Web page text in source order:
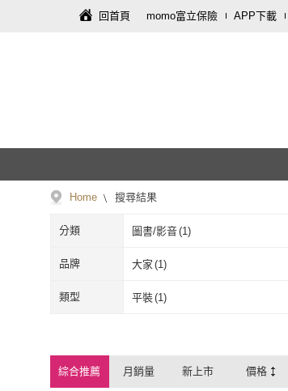
回首頁 momo富立保險 APP下載
Home 搜尋結果
分類 圖書/影音(1)
品牌 大家 (1)
大家
類型 平裝(1)
綜合推薦 月銷量 新上市 價格